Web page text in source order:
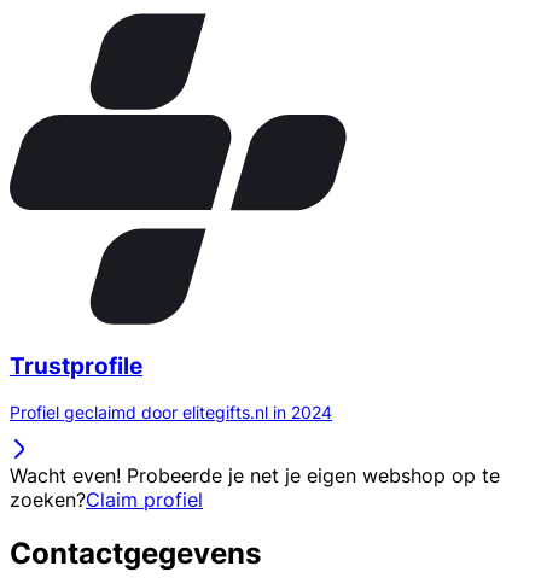
Trustprofile
Profiel geclaimd door elitegifts.nl in 2024
Wacht even! Probeerde je net je eigen webshop op te
zoeken?Claim profiel
Contactgegevens